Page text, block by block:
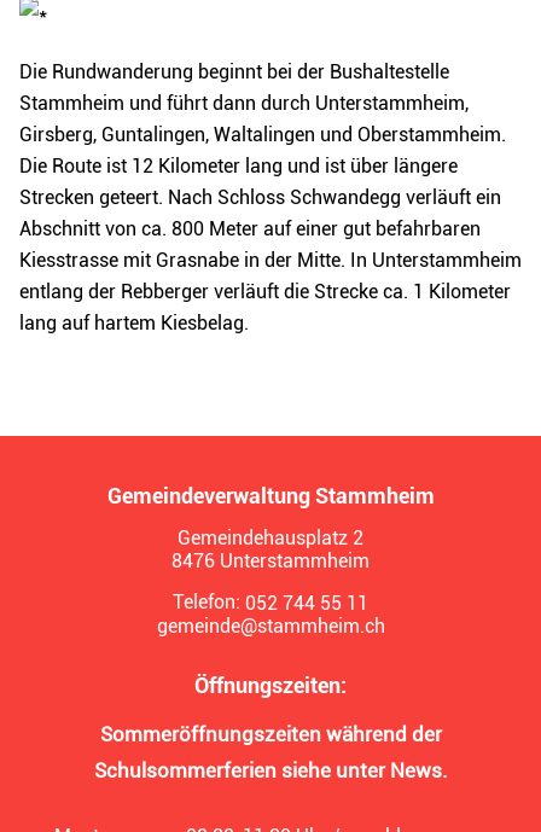
Die Rundwanderung beginnt bei der Bushaltestelle
Stammheim und führt dann durch Unterstammheim,
Girsberg, Guntalingen, Waltalingen und Oberstammheim.
Die Route ist 12 Kilometer lang und ist über längere
Strecken geteert. Nach Schloss Schwandegg verläuft ein
Abschnitt von ca. 800 Meter auf einer gut befahrbaren
Kiesstrasse mit Grasnabe in der Mitte. In Unterstammheim
entlang der Rebberger verläuft die Strecke ca. 1 Kilometer
lang auf hartem Kiesbelag.
Gemeindeverwaltung Stammheim
Gemeindehausplatz 2
8476 Unterstammheim
Telefon: 052 744 55 11
gemeinde@stammheim.ch
Öffnungszeiten:
Sommeröffnungszeiten während der
Schulsommerferien siehe unter News.